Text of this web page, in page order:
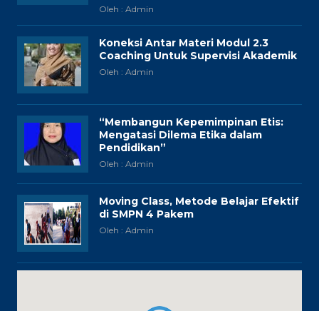
Oleh : Admin
Koneksi Antar Materi Modul 2.3
Coaching Untuk Supervisi Akademik
Oleh : Admin
“Membangun Kepemimpinan Etis:
Mengatasi Dilema Etika dalam
Pendidikan”
Oleh : Admin
Moving Class, Metode Belajar Efektif
di SMPN 4 Pakem
Oleh : Admin